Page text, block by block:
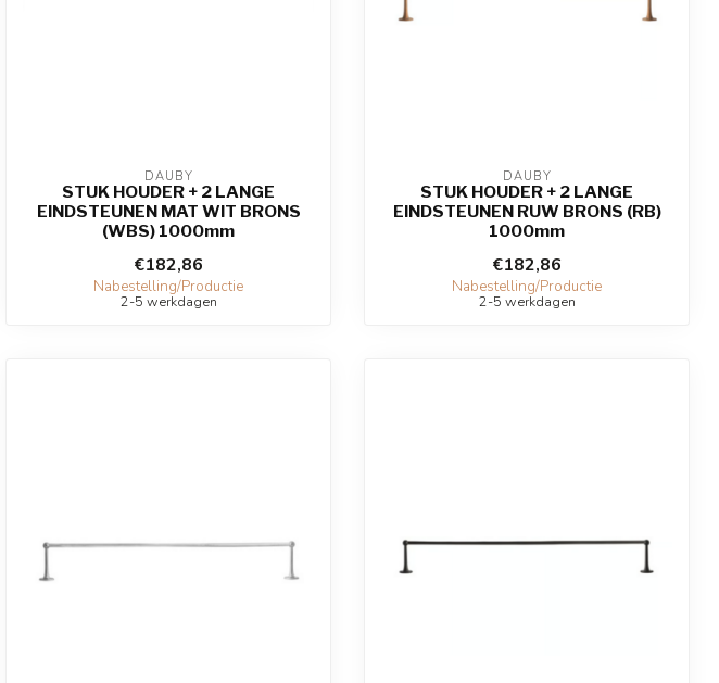
DAUBY
STUK HOUDER + 2 LANGE
EINDSTEUNEN MAT WIT BRONS
(WBS) 1000mm
€182,86
Nabestelling/Productie
2-5 werkdagen
DAUBY
STUK HOUDER + 2 LANGE
EINDSTEUNEN RUW BRONS (RB)
1000mm
€182,86
Nabestelling/Productie
2-5 werkdagen